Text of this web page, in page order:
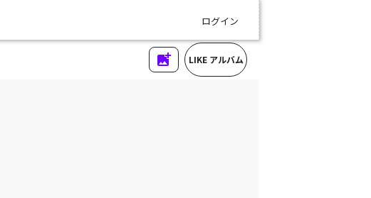
ログイン
LIKE アルバム